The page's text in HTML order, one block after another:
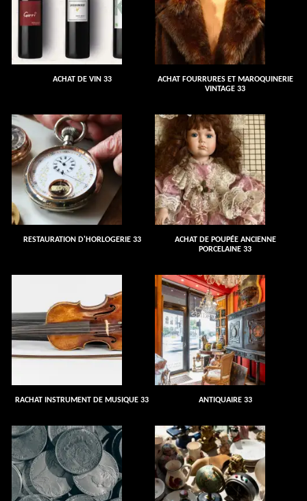
ACHAT DE VIN 33
ACHAT FOURRURES ET MAROQUINERIE
VINTAGE 33
RESTAURATION D'HORLOGERIE 33
ACHAT DE POUPÉE ANCIENNE
PORCELAINE 33
RACHAT INSTRUMENT DE MUSIQUE 33 ANTIQUAIRE 33